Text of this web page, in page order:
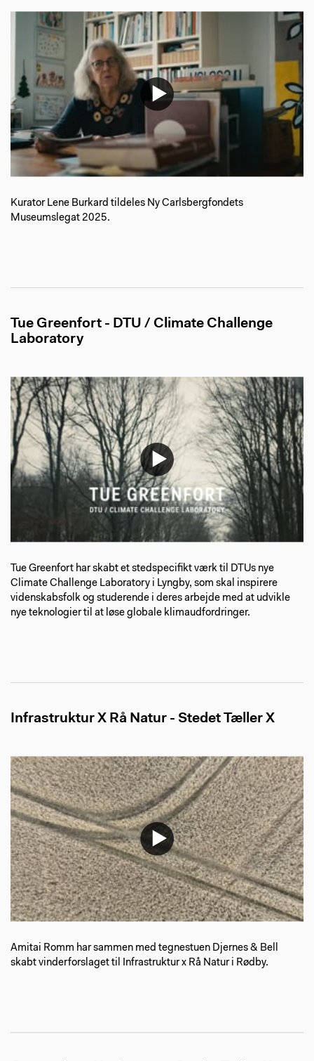
Kurator Lene Burkard tildeles Ny Carlsbergfondets
Museumslegat 2025.
Tue Greenfort - DTU / Climate Challenge
Laboratory
Tue Greenfort har skabt et stedspecifikt værk til DTUs nye
Climate Challenge Laboratory i Lyngby, som skal inspirere
videnskabsfolk og studerende i deres arbejde med at udvikle
nye teknologier til at løse globale klimaudfordringer.
Infrastruktur X Rå Natur - Stedet Tæller X
Amitai Romm har sammen med tegnestuen Djernes & Bell
skabt vinderforslaget til Infrastruktur x Rå Natur i Rødby.